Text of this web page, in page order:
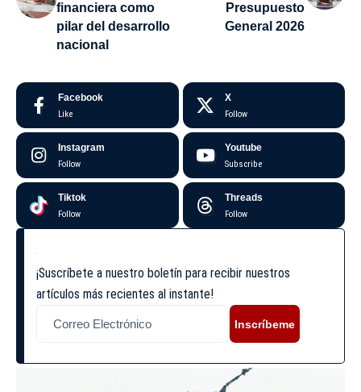
financiera como
pilar del desarrollo
nacional
Presupuesto
General 2026
Facebook
Like
X
Follow
Instagram
Follow
Youtube
Subscribe
Tiktok
Follow
Threads
Follow
¡Suscríbete a nuestro boletín para recibir nuestros
artículos más recientes al instante!
Inscríbeme